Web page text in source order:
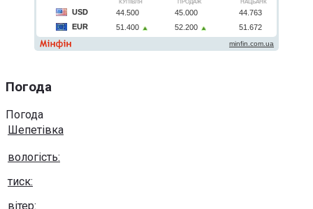
Погода
Погода
Шепетівка
вологість:
тиск:
вітер: